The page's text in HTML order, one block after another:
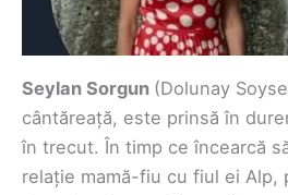
Seylan Sorgun (Dolunay
cântăreață, este prinsă în
în trecut. În timp ce încearcă
relație mamă-fiu cu fiul ei Alp,